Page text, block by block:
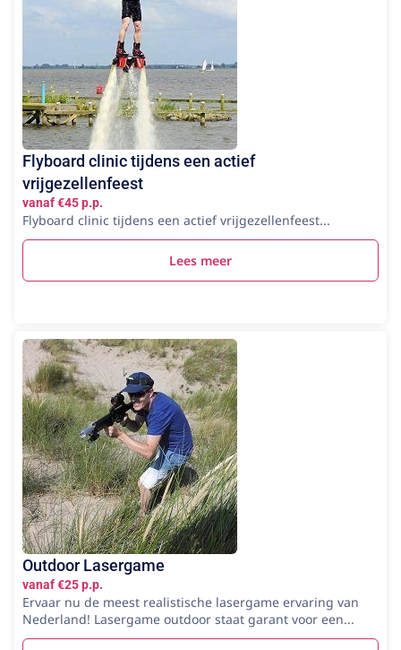
Flyboard clinic tijdens een actief
vrijgezellenfeest
vanaf €45 p.p.
Flyboard clinic tijdens een actief vrijgezellenfeest...
Lees meer
Outdoor Lasergame
vanaf €25 p.p.
Ervaar nu de meest realistische lasergame ervaring van
Nederland! Lasergame outdoor staat garant voor een...